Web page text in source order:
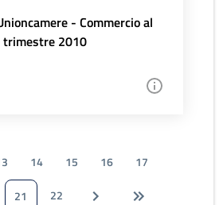
- Commercio al
2010
14 15 16
17
21 22